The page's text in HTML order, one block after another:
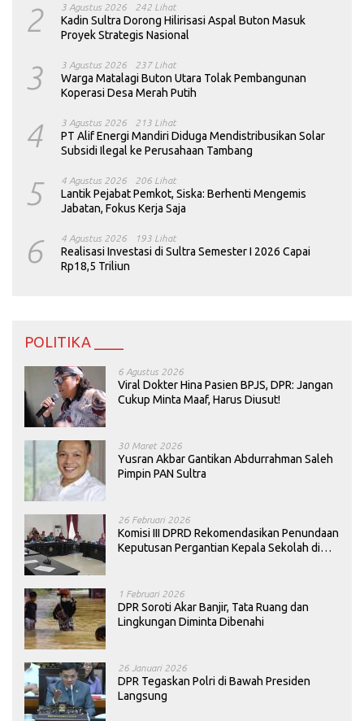
2 3 Agustus 2026 242 Lihat
Kadin Sultra Dorong Hilirisasi Aspal Buton Masuk
Proyek Strategis Nasional
3 3 Agustus 2026 237 Lihat
Warga Matalagi Buton Utara Tolak Pembangunan
Koperasi Desa Merah Putih
4 3 Agustus 2026 213 Lihat
PT Alif Energi Mandiri Diduga Mendistribusikan Solar
Subsidi Ilegal ke Perusahaan Tambang
5 4 Agustus 2026 206 Lihat
Lantik Pejabat Pemkot, Siska: Berhenti Mengemis
Jabatan, Fokus Kerja Saja
6 4 Agustus 2026 193 Lihat
Realisasi Investasi di Sultra Semester I 2026 Capai
Rp18,5 Triliun
POLITIKA ____
6 Agustus 2026
Viral Dokter Hina Pasien BPJS, DPR: Jangan
Cukup Minta Maaf, Harus Diusut!
30 Maret 2026
Yusran Akbar Gantikan Abdurrahman Saleh
Pimpin PAN Sultra
26 Februari 2026
Komisi III DPRD Rekomendasikan Penundaan
Keputusan Pergantian Kepala Sekolah di
1 Februari 2026
DPR Soroti Akar Banjir, Tata Ruang dan
Lingkungan Diminta Dibenahi
26 Januari 2026
DPR Tegaskan Polri di Bawah Presiden
Langsung